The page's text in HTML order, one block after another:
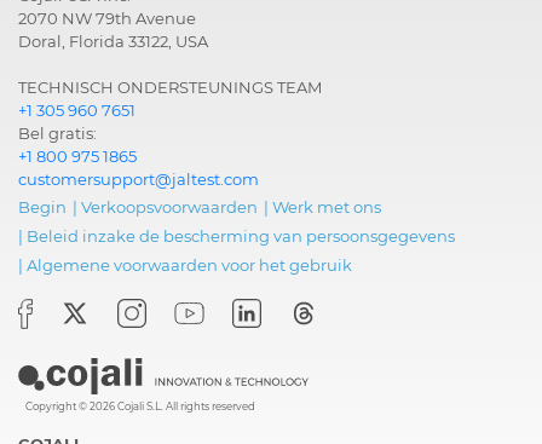
2070 NW 79th Avenue
Doral, Florida 33122, USA
TECHNISCH ONDERSTEUNINGS TEAM
+1 305 960 7651
Bel gratis:
+1 800 975 1865
customersupport@jaltest.com
Begin | Verkoopsvoorwaarden | Werk met ons
| Beleid inzake de bescherming van persoonsgegevens
| Algemene voorwaarden voor het gebruik
Copyright © 2026 Cojali S.L. All rights reserved